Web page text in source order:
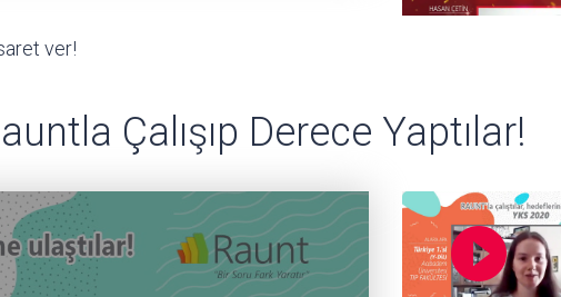
ver!
Çalışıp Derece Yaptılar!